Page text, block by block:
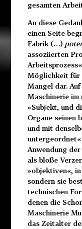
gesamten
An diese
einen Seite
Fabrik (…)
assoziierten
Arbeits
Möglichkeit für
Mangel dar.
Maschinerie im
»Subjekt, und
Organe seinen
und mit
Anwendung
als bloße
»objektiven«,
sondern sie
technischen
denen die
Maschinerie
das Zeitalter